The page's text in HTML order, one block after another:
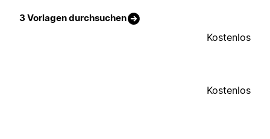
3 Vorlagen durchsuchen
Kostenlos
Kostenlos